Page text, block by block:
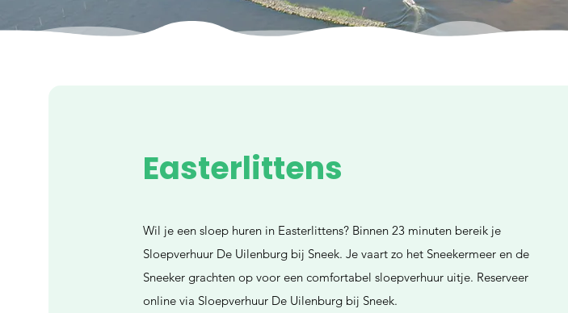
Easterlittens
Wil je een sloep huren in Easterlittens? Binnen 23 minuten bereik je
Sloepverhuur De Uilenburg bij Sneek. Je vaart zo het Sneekermeer en de
Sneeker grachten op voor een comfortabel sloepverhuur uitje. Reserveer
online via Sloepverhuur De Uilenburg bij Sneek.